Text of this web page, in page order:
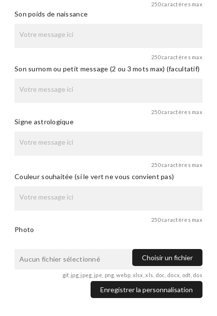
250 caractères max
Son poids de naissance
250 caractères max
Son surnom ou petit message (2 ou 3 mots max) (facultatif)
250 caractères max
Signe astrologique
250 caractères max
Couleur souhaitée (si le vert ne vous convient pas)
250 caractères max
Photo
Aucun fichier sélectionné Choisir un fichier
gif, jpg, jpeg, jpe, png, webp, xlsx, xls, doc, docx, odt, dos
Enregistrer la personnalisation